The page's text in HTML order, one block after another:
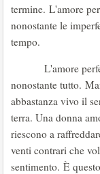
termine. L'amore
nonostante le
tempo.
L'amore perfetto
nonostante tutto.
abbastanza vivo il
terra. Una donna
riescono a
venti contrari che
sentimento. È